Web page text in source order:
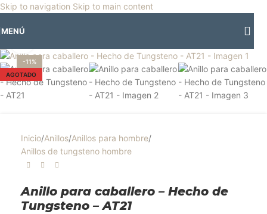
Skip to navigation Skip to main content
🎡Horario especial por vacaciones agostinas
MENÚ
-11%
AGOTADO
Inicio/Anillos/Anillos para hombre/
Anillos de tungsteno hombre
Anillo para caballero – Hecho de
Tungsteno – AT21